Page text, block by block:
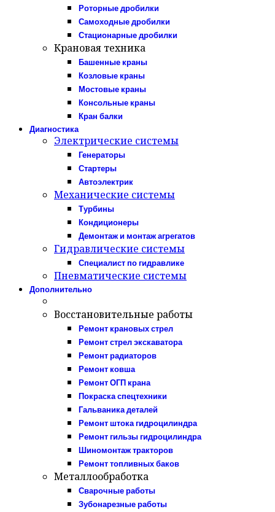
Роторные дробилки
Самоходные дробилки
Стационарные дробилки
Крановая техника
Башенные краны
Козловые краны
Мостовые краны
Консольные краны
Кран балки
Диагностика
Электрические системы
Генераторы
Стартеры
Автоэлектрик
Механические системы
Турбины
Кондиционеры
Демонтаж и монтаж агрегатов
Гидравлические системы
Специалист по гидравлике
Пневматические системы
Дополнительно
Восстановительные работы
Ремонт крановых стрел
Ремонт стрел экскаватора
Ремонт радиаторов
Ремонт ковша
Ремонт ОГП крана
Покраска спецтехники
Гальваника деталей
Ремонт штока гидроцилиндра
Ремонт гильзы гидроцилиндра
Шиномонтаж тракторов
Ремонт топливных баков
Металлообработка
Сварочные работы
Зубонарезные работы